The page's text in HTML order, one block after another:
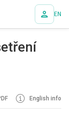
EN
English info